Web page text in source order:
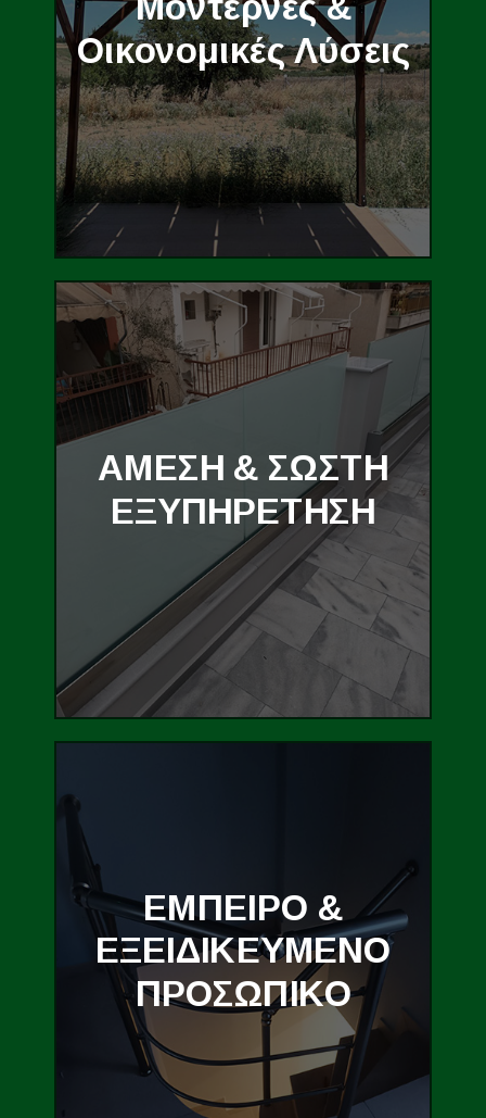
Οικονομικές Λύσεις
ΑΜΕΣΗ & ΣΩΣΤΗ
ΕΞΥΠΗΡΕΤΗΣΗ
ΕΜΠΕΙΡΟ &
ΕΞΕΙΔΙΚΕΥΜΕΝΟ
ΠΡΟΣΩΠΙΚΟ